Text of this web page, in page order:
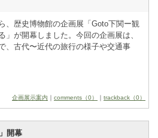
、歴史博物館の企画展「G­o­t­o­下関ー観
」が開幕しました。今回の企画展は、
、古代〜近代の旅行の様子や交通事
企画展示案内 ｜ comments（0） ｜ trackback（0）
開幕